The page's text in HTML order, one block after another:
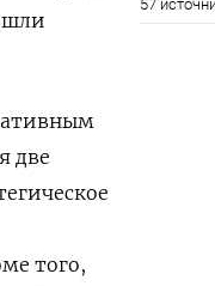
две
того,